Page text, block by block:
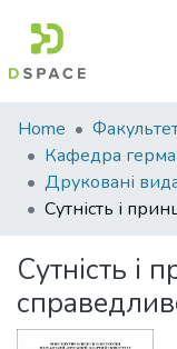
Communities
&
Collections
All of DSpace
Statistics
Home
Сутність і